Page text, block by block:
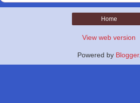
Home
View web version
Powered by Blogger.